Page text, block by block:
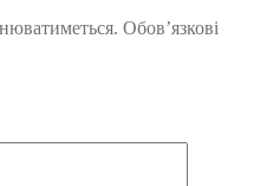
Обов’язкові